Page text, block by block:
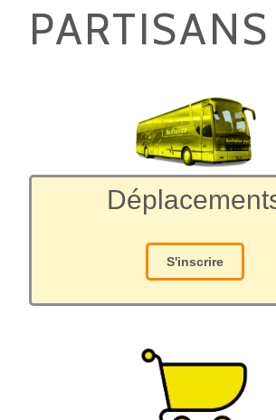
PARTISANS
S'inscrire